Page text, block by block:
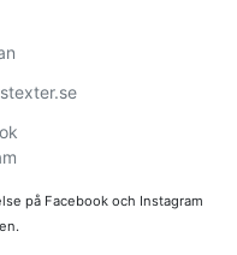
på Facebook och Instagram